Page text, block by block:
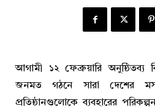
আগামী ১২ ফেব্রুয়ারি অনুষ্ঠিতব্য
জনমত গঠনে সারা দেশের
প্রতিষ্ঠানগুলোকে ব্যবহারের